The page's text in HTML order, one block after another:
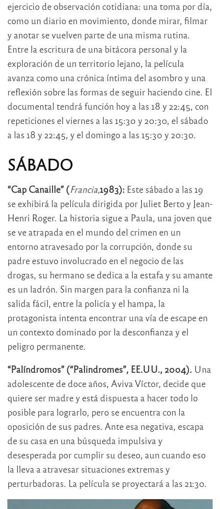
ejercicio de observación cotidiana: una toma por día,
como un diario en movimiento, donde mirar, filmar
y anotar se vuelven parte de una misma rutina.
Entre la escritura de una bitácora personal y la
exploración de un territorio lejano, la película
avanza como una crónica íntima del asombro y una
reflexión sobre las formas de seguir haciendo cine. El
documental tendrá función hoy a las 18 y 22:45, con
repeticiones el viernes a las 15:30 y 20:30, el sábado
a las 18 y 22:45, y el domingo a las 15:30 y 20:30.
SÁBADO
“Cap Canaille” (Francia,1983): Este sábado a las 19
se exhibirá la película dirigida por Juliet Berto y Jean-
Henri Roger. La historia sigue a Paula, una joven que
se ve atrapada en el mundo del crimen en un
entorno atravesado por la corrupción, donde su
padre estuvo involucrado en el negocio de las
drogas, su hermano se dedica a la estafa y su amante
es un ladrón. Sin margen para la confianza ni la
salida fácil, entre la policía y el hampa, la
protagonista intenta encontrar una vía de escape en
un contexto dominado por la desconfianza y el
peligro permanente.
“Palíndromos” (“Palindromes”, EE.UU., 2004). Una
adolescente de doce años, Aviva Víctor, decide que
quiere ser madre y está dispuesta a hacer todo lo
posible para lograrlo, pero se encuentra con la
oposición de sus padres. Ante esa negativa, escapa
de su casa en una búsqueda impulsiva y
desesperada por cumplir su deseo, aun cuando eso
la lleva a atravesar situaciones extremas y
perturbadoras. La película se proyectará a las 21:30.